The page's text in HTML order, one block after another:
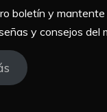
boletín y mantente
y consejos del